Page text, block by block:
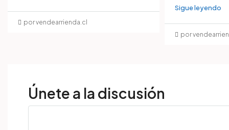
por vendearrienda.cl
Sigue leyendo
por
Únete a la discusión